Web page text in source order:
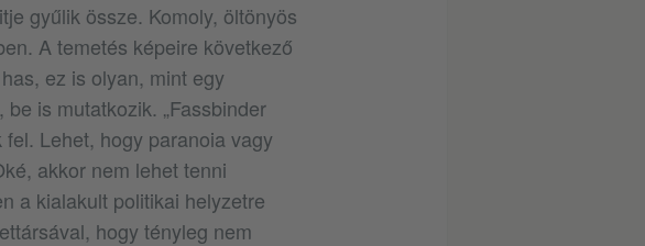
gyűlik össze. Komoly, öltönyös
A temetés képeire következő
ez is olyan, mint egy
is mutatkozik. „Fassbinder
Lehet, hogy paranoia vagy
akkor nem lehet tenni
a kialakult politikai helyzetre
hogy tényleg nem